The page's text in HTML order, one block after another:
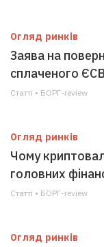
Огляд ринків
Заява на
сплаченого ЄСВ
Статті • БОРГ-review
Огляд ринків
Чому
головних
Статті • БОРГ-review
Огляд ринків